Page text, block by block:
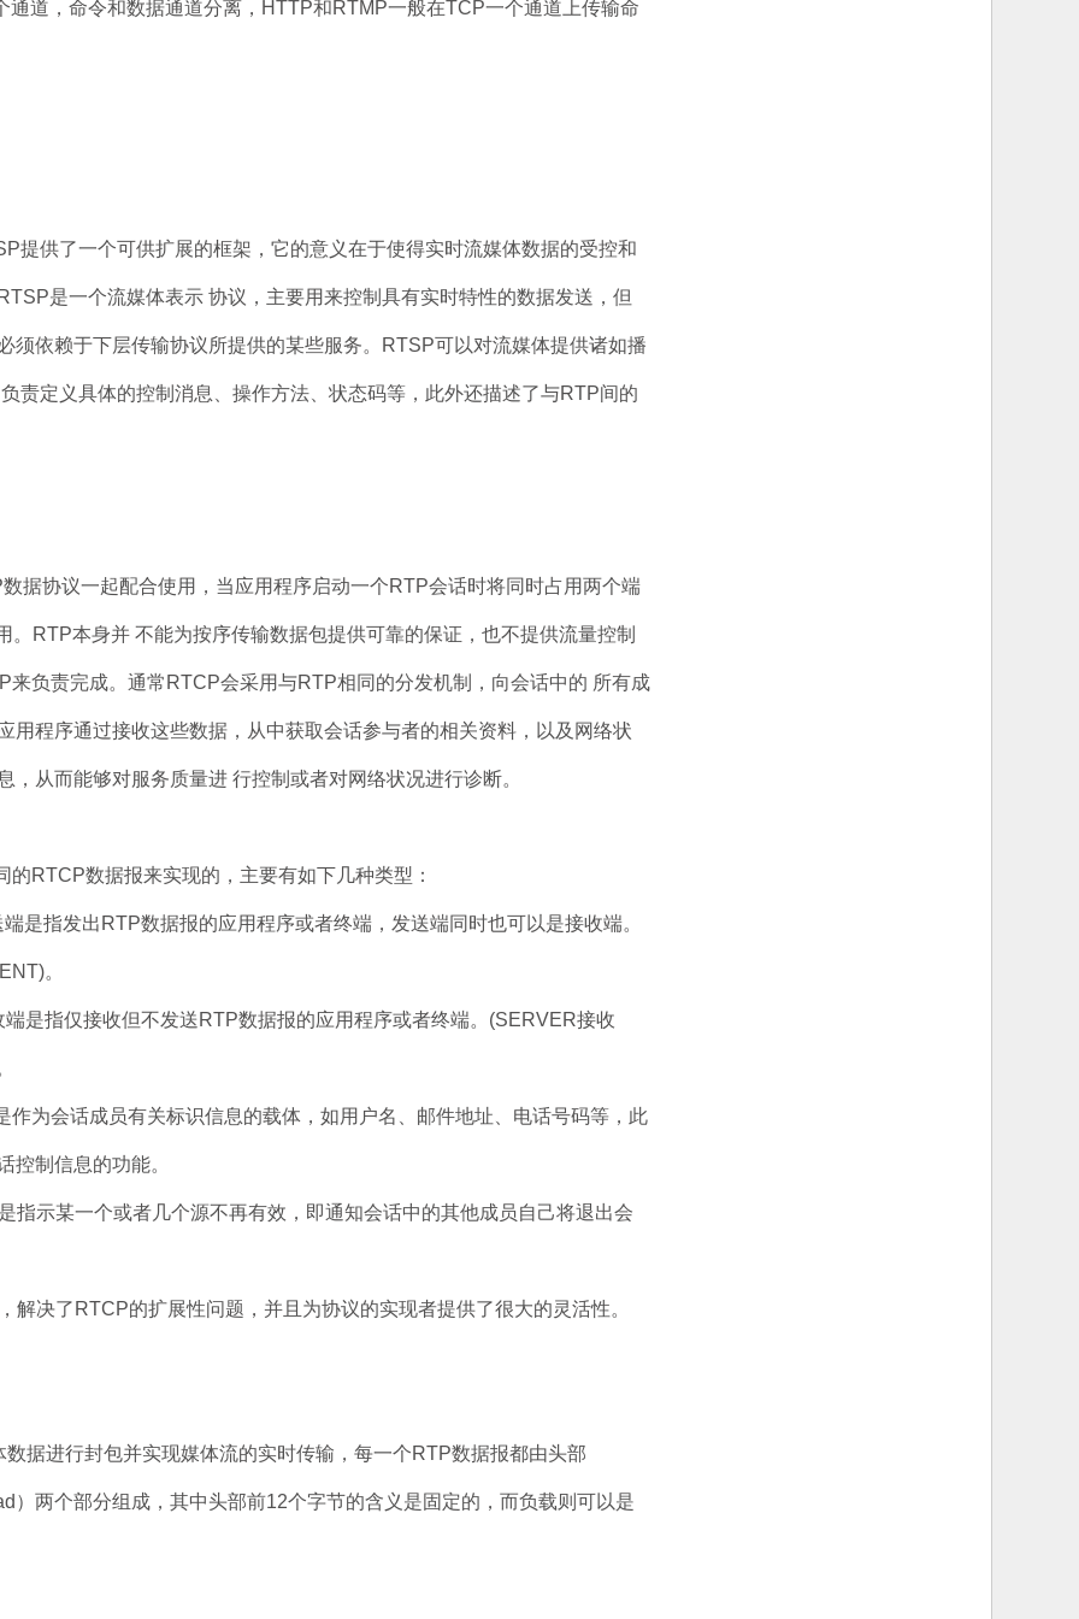
通道，命令和数据通道分离，HTTP和RTMP一般在TCP一个通道上传输命
提供了一个可供扩展的框架，它的意义在于使得实时流媒体数据的受控和
是一个流媒体表示 协议，主要用来控制具有实时特性的数据发送，但
须依赖于下层传输协议所提供的某些服务。RTSP可以对流媒体提供诸如播
责定义具体的控制消息、操作方法、状态码等，此外还描述了与RTP间的
据协议一起配合使用，当应用程序启动一个RTP会话时将同时占用两个端
。RTP本身并 不能为按序传输数据包提供可靠的保证，也不提供流量控制
来负责完成。通常RTCP会采用与RTP相同的分发机制，向会话中的 所有成
用程序通过接收这些数据，从中获取会话参与者的相关资料，以及网络状
，从而能够对服务质量进 行控制或者对网络状况进行诊断。
RTCP数据报来实现的，主要有如下几种类型：
是指发出RTP数据报的应用程序或者终端，发送端同时也可以是接收端。
。
是指仅接收但不发送RTP数据报的应用程序或者终端。(SERVER接收
作为会话成员有关标识信息的载体，如用户名、邮件地址、电话号码等，此
控制信息的功能。
指示某一个或者几个源不再有效，即通知会话中的其他成员自己将退出会
解决了RTCP的扩展性问题，并且为协议的实现者提供了很大的灵活性。
据进行封包并实现媒体流的实时传输，每一个RTP数据报都由头部
）两个部分组成，其中头部前12个字节的含义是固定的，而负载则可以是